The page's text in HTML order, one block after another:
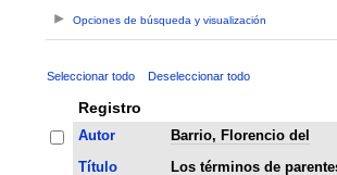
Opciones de búsqueda y visualización
Seleccionar todo Deseleccionar todo
Registro
Autor
Barrio, Florencio del
Título
Los términos de